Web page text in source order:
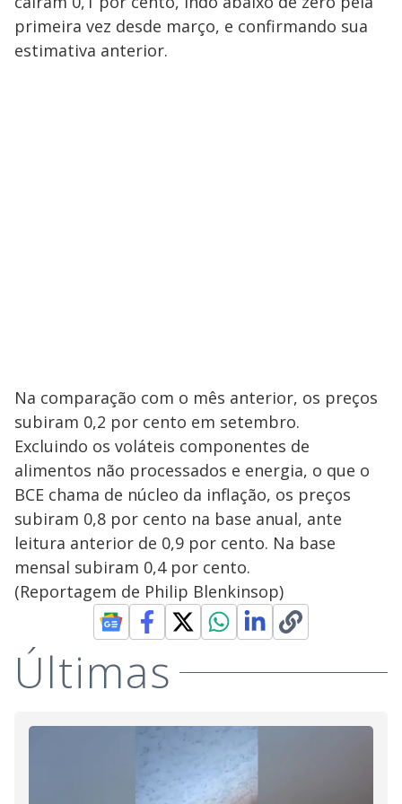
primeira vez desde março, e confirmando sua
estimativa anterior.
Na comparação com o mês anterior, os preços
subiram 0,2 por cento em setembro.
Excluindo os voláteis componentes de
alimentos não processados e energia, o que o
BCE chama de núcleo da inflação, os preços
subiram 0,8 por cento na base anual, ante
leitura anterior de 0,9 por cento. Na base
mensal subiram 0,4 por cento.
(Reportagem de Philip Blenkinsop)
Últimas